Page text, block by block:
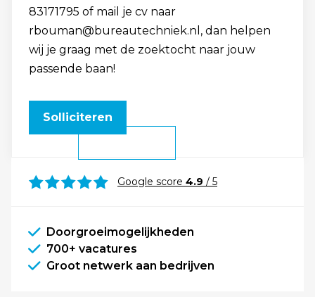
83171795 of mail je cv naar
rbouman@bureautechniek.nl, dan helpen
wij je graag met de zoektocht naar jouw
passende baan!
Solliciteren
Google score 4.9 / 5
Doorgroeimogelijkheden
700+ vacatures
Groot netwerk aan bedrijven